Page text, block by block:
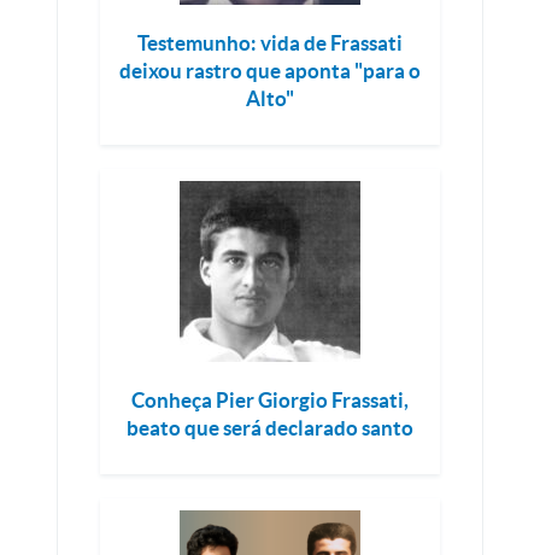
Testemunho: vida de Frassati
deixou rastro que aponta "para o
Alto"
Conheça Pier Giorgio Frassati,
beato que será declarado santo